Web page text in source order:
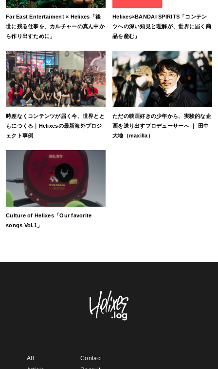
Far East Entertaiment × Helixes「後
世に残る仕事を、カルチャーの真ん中か
ら作り出すために」
Helixes×BANDAI SPIRITS「コンテン
ツへの深い知見と理解が、世界に届く商
品を産む」
時差なくコンテンツが届く今、世界とと
もにつくる｜Helixesの最新海外プロジ
ェクト事例
ただの映画好きの少年から、実験的な企
画を送り出すプロデューサーへ ｜ 田中
大地（maxilla）
Culture of Helixes「Our favorite
songs Vol.1」
All
Contact